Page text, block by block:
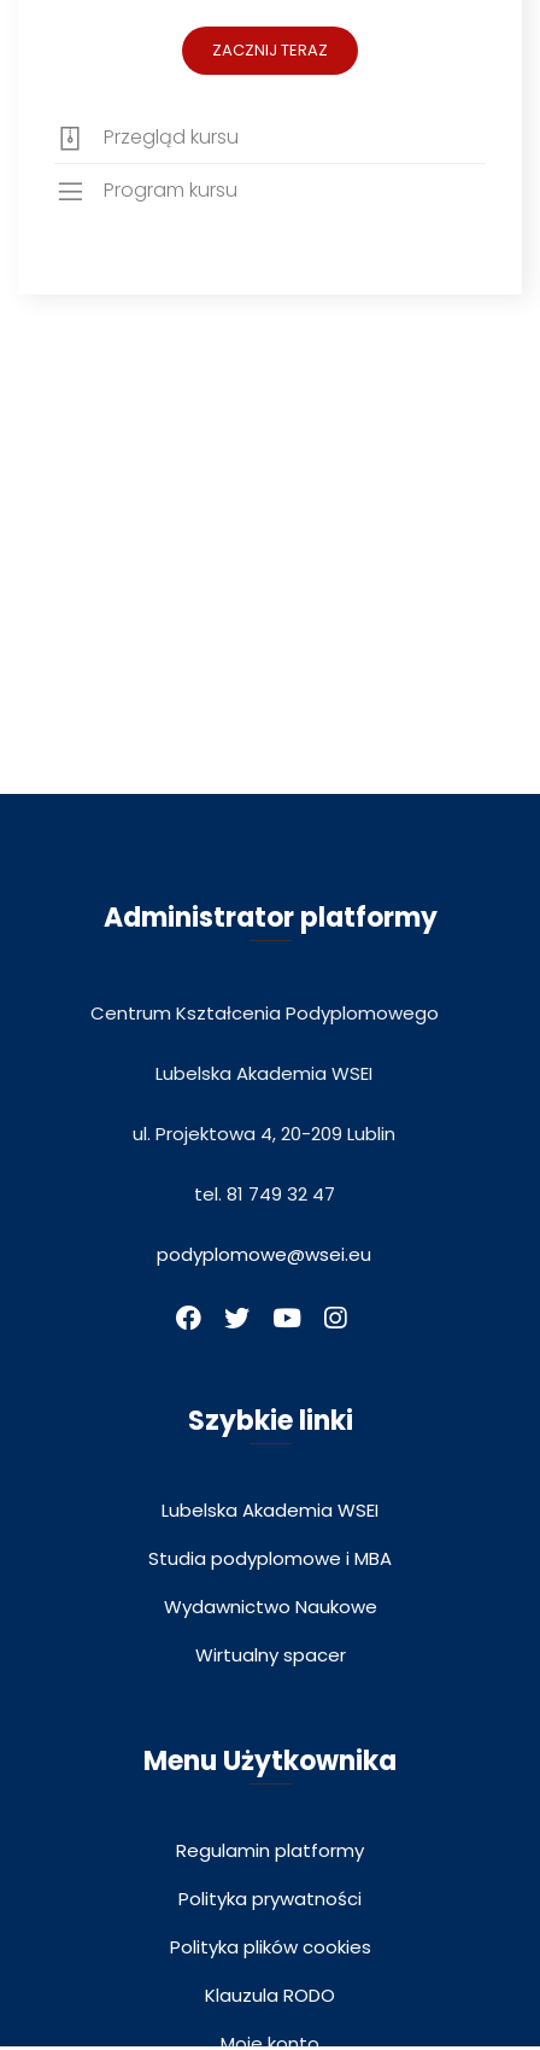
ZACZNIJ TERAZ
Przegląd kursu
Program kursu
Administrator platformy
Centrum Kształcenia Podyplomowego
Lubelska Akademia WSEI
ul. Projektowa 4, 20-209 Lublin
tel. 81 749 32 47
podyplomowe@wsei.eu
Szybkie linki
Lubelska Akademia WSEI
Studia podyplomowe i MBA
Wydawnictwo Naukowe
Wirtualny spacer
Menu Użytkownika
Regulamin platformy
Polityka prywatności
Polityka plików cookies
Klauzula RODO
Moje konto